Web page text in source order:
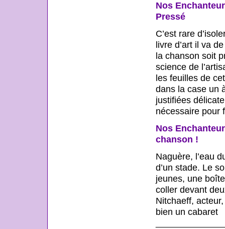
Nos
Pressé
C’est rare
livre d’art il va
la chanson soit
science de
les feuilles de
dans la case un
justifiées
nécessaire pour
Nos
chanson !
Naguère, l’eau
d’un stade. Le
jeunes, une
coller devant
Nitchaeff,
bien un cabaret